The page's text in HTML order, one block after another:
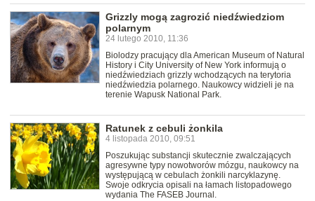
Grizzly mogą zagrozić niedźwiedziom
polarnym
24 lutego 2010, 11:36
Biolodzy pracujący dla American Museum of Natural
History i City University of New York informują o
niedźwiedziach grizzly wchodzących na terytoria
niedźwiedzia polarnego. Naukowcy widzieli je na
terenie Wapusk National Park.
Ratunek z cebuli żonkila
4 listopada 2010, 09:51
Poszukując substancji skutecznie zwalczających
agresywne typy nowotworów mózgu, naukowcy na
występującą w cebulach żonkili narcyklazynę.
Swoje odkrycia opisali na łamach listopadowego
wydania The FASEB Journal.